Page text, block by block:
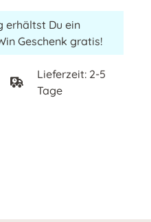
erhältst Du ein
Geschenk gratis!
Lieferzeit: 2-5
Tage